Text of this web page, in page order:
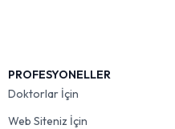
PROFESYONELLER
Doktorlar İçin
Web Siteniz İçin